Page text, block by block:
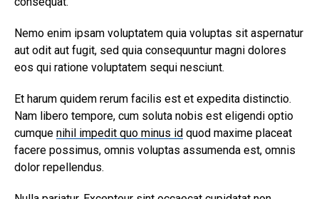
Nemo enim ipsam voluptatem quia voluptas sit aspernatur
aut odit aut fugit, sed quia consequuntur magni dolores
eos qui ratione voluptatem sequi nesciunt.
Et harum quidem rerum facilis est et expedita distinctio.
Nam libero tempore, cum soluta nobis est eligendi optio
cumque nihil impedit quo minus id quod maxime placeat
facere possimus, omnis voluptas assumenda est, omnis
dolor repellendus.